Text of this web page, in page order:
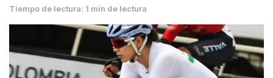
Tiempo de lectura: 1 min de lectura